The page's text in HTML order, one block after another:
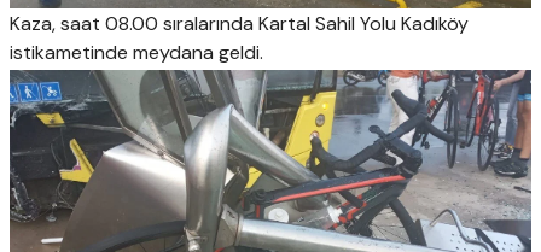
Kaza, saat 08.00 sıralarında Kartal Sahil Yolu Kadıköy
istikametinde meydana geldi.